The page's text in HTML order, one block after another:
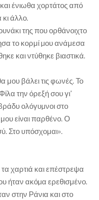
ένιωθα χορτάτος από
άλλο.
της που ορθάνοιχτο
το κορμί µου ανάμεσα
και ντύθηκε βιαστικά.
μου βάλει τις φωνές. Το
την όρεξή σου γι'
ολόγυµνοι στο
είναι παρθένο. Ο
Στο υπόσχομαι».
χαρτιά και επέστρεψα
ήταν ακόµα ερεθισμένο.
στην Ράνια και στο